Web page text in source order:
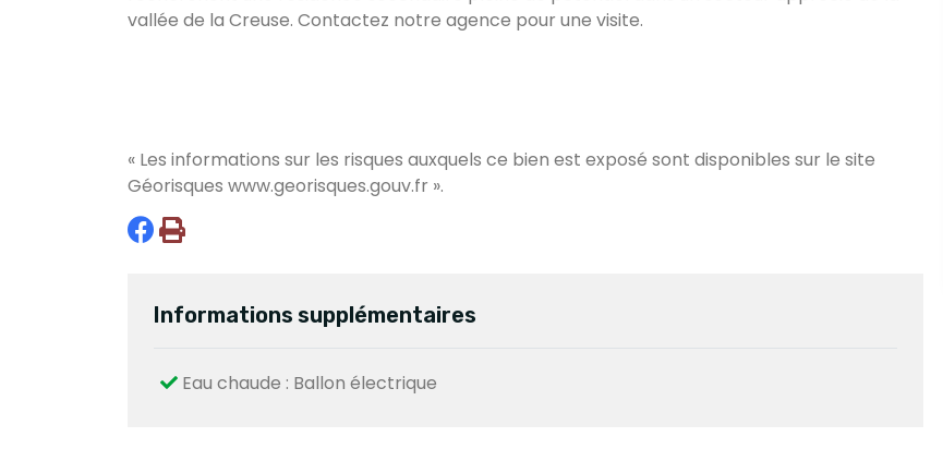
vallée de la Creuse. Contactez notre agence pour une visite.
« Les informations sur les risques auxquels ce bien est exposé sont disponibles sur le site
Géorisques www.georisques.gouv.fr ».
Informations supplémentaires
Eau chaude : Ballon électrique